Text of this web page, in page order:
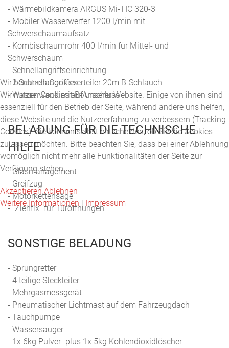
- Wärmebildkamera ARGUS Mi-TIC 320-3
- Mobiler Wasserwerfer 1200 l/min mit
Schwerschaumaufsatz
- Kombischaumrohr 400 l/min für Mittel- und
Schwerschaum
- Schnellangriffseinrichtung
- 2 Schnellangriffsverteiler 20m B-Schlauch
- Wasserwand mit B-Anschluss
BELADUNG FÜR DIE TECHNISCHE
HILFE
- Glasmanagement
- Greifzug
- Motorkettensäge
- ’’Ziehfix’’ für Türöffnungen
SONSTIGE BELADUNG
- Sprungretter
- 4 teilige Steckleiter
- Mehrgasmessgerät
- Pneumatischer Lichtmast auf dem Fahrzeugdach
- Tauchpumpe
- Wassersauger
- 1x 6kg Pulver- plus 1x 5kg Kohlendioxidlöscher
Wir benutzen Cookies
Wir nutzen Cookies auf unserer Website. Einige von ihnen sind
essenziell für den Betrieb der Seite, während andere uns helfen,
diese Website und die Nutzererfahrung zu verbessern (Tracking
Cookies). Sie können selbst entscheiden, ob Sie die Cookies
zulassen möchten. Bitte beachten Sie, dass bei einer Ablehnung
womöglich nicht mehr alle Funktionalitäten der Seite zur
Verfügung stehen.
Akzeptieren Ablehnen
Weitere Informationen | Impressum